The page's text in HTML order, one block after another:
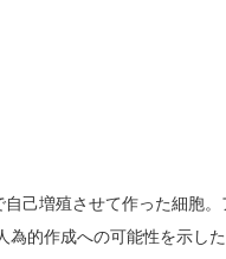
己増殖させて作った細胞
的作成への可能性を示し